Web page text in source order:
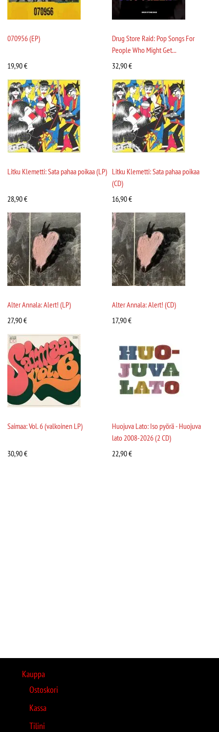
070956 (EP)
19,90€
Drug Store Raid: Pop Songs For
People Who Might Get...
32,90€
Litku Klemetti: Sata pahaa poikaa (LP)
28,90€
Litku Klemetti: Sata pahaa poikaa
(CD)
16,90€
Alter Annala: Alert! (LP)
27,90€
Alter Annala: Alert! (CD)
17,90€
Saimaa: Vol. 6 (valkoinen LP)
30,90€
Huojuva Lato: Iso pyörä - Huojuva
lato 2008-2026 (2 CD)
22,90€
Kauppa
Ostoskori
Kassa
Tilini